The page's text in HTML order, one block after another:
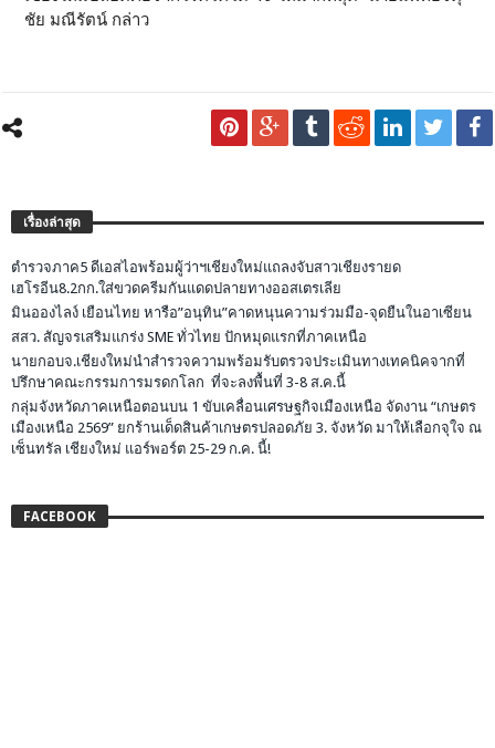
ชัย มณีรัตน์ กล่าว
เรื่องล่าสุด
ตำรวจภาค5 ดีเอสไอพร้อมผู้ว่าฯเชียงใหม่แถลงจับสาวเชียงรายด
เฮโรอีน8.2กก.ใส่ขวดครีมกันแดดปลายทางออสเตรเลีย
มินอองไลง์ เยือนไทย หารือ”อนุทิน”คาดหนุนความร่วมมือ-จุดยืนในอาเซียน
สสว. สัญจรเสริมแกร่ง SME ทั่วไทย ปักหมุดแรกที่ภาคเหนือ
นายกอบจ.เชียงใหม่นำสำรวจความพร้อมรับตรวจประเมินทางเทคนิคจากที่
ปรึกษาคณะกรรมการมรดกโลก ที่จะลงพื้นที่ 3-8 ส.ค.นี้
กลุ่มจังหวัดภาคเหนือตอนบน 1 ขับเคลื่อนเศรษฐกิจเมืองเหนือ จัดงาน “เกษตร
เมืองเหนือ 2569” ยกร้านเด็ดสินค้าเกษตรปลอดภัย 3. จังหวัด มาให้เลือกจุใจ ณ
เซ็นทรัล เชียงใหม่ แอร์พอร์ต 25-29 ก.ค. นี้!
FACEBOOK